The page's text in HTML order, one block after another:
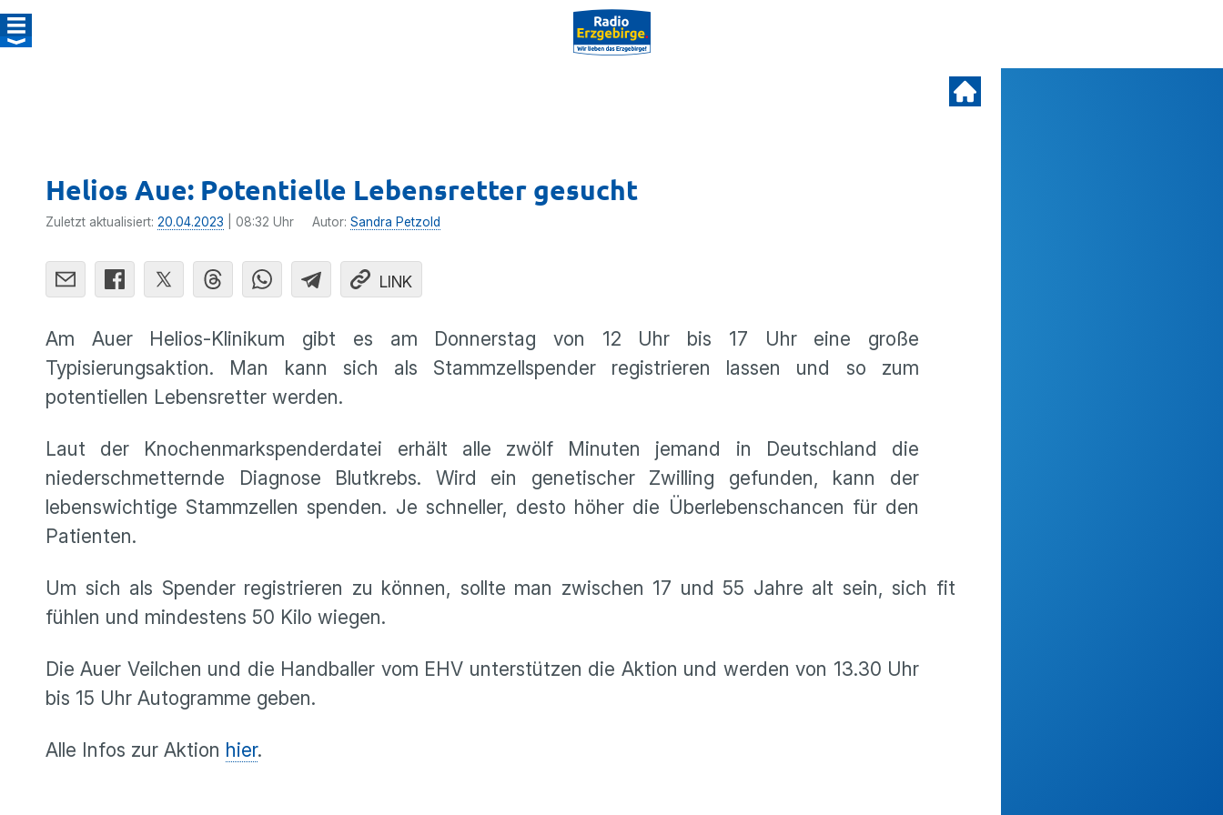
Helios Aue: Potentielle Lebensretter gesucht
Zuletzt aktualisiert: 20.04.2023 | 08:32 Uhr Autor: Sandra Petzold
LINK
Am Auer Helios-Klinikum gibt es am Donnerstag von 12 Uhr bis 17 Uhr eine große
Typisierungsaktion. Man kann sich als Stammzellspender registrieren lassen und so zum
potentiellen Lebensretter werden.
Laut der Knochenmarkspenderdatei erhält alle zwölf Minuten jemand in Deutschland die
niederschmetternde Diagnose Blutkrebs. Wird ein genetischer Zwilling gefunden, kann der
lebenswichtige Stammzellen spenden. Je schneller, desto höher die Überlebenschancen für den
Patienten.
Um sich als Spender registrieren zu können, sollte man zwischen 17 und 55 Jahre alt sein, sich fit
fühlen und mindestens 50 Kilo wiegen.
Die Auer Veilchen und die Handballer vom EHV unterstützen die Aktion und werden von 13.30 Uhr
bis 15 Uhr Autogramme geben.
Alle Infos zur Aktion hier.